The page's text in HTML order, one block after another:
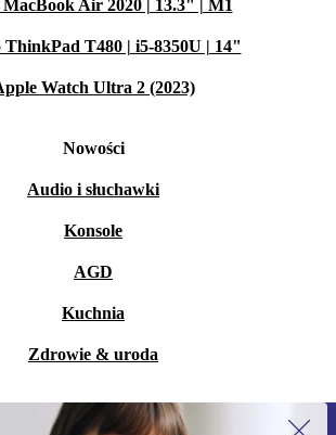
Air 2020 | 13.3" | M1
ThinkPad T480 | i5-8350U | 14"
Watch Ultra 2 (2023)
Nowości
Audio i słuchawki
Konsole
AGD
Kuchnia
Zdrowie & uroda